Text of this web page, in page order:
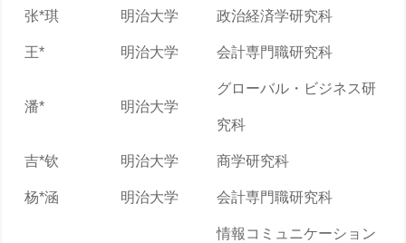
张*琪 明治大学 政治経済学研究科
王* 明治大学 会計専門職研究科
潘* 明治大学
グローバル・ビジネス研
究科
吉*钦 明治大学 商学研究科
杨*涵 明治大学 会計専門職研究科
情報コミュニケーション